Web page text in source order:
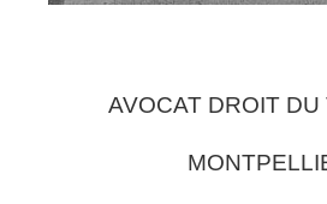
AVOCAT DROIT DU